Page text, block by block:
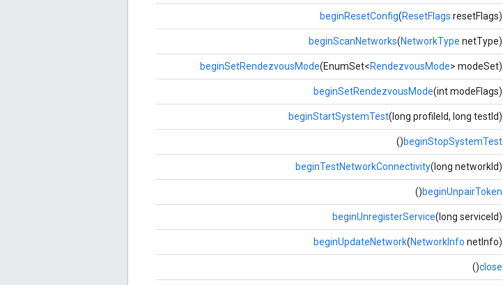
beginResetConfig(ResetFlags resetFlags)
beginScanNetworks(NetworkType netType)
beginSetRendezvousMode(EnumSet<RendezvousMode> modeSet)
beginSetRendezvousMode(int modeFlags)
beginStartSystemTest(long profileId, long testId)
beginStopSystemTest
()
beginTestNetworkConnectivity(long networkId)
beginUnpairToken
()
beginUnregisterService(long serviceId)
beginUpdateNetwork(NetworkInfo netInfo)
close
()